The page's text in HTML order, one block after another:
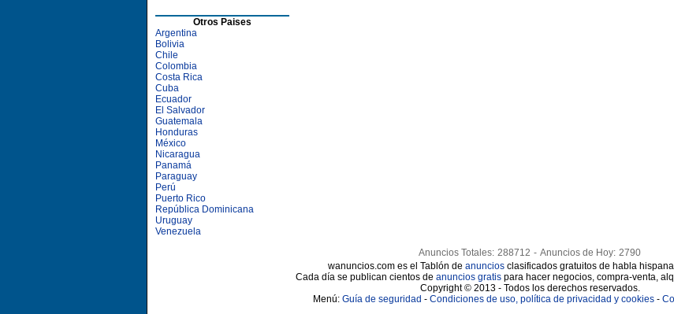
Otros Paises
Argentina
Bolivia
Chile
Colombia
Costa Rica
Cuba
Ecuador
El Salvador
Guatemala
Honduras
México
Nicaragua
Panamá
Paraguay
Perú
Puerto Rico
República Dominicana
Uruguay
Venezuela
Anuncios Totales: 288712 - Anuncios de Hoy: 2790
wanuncios.com es el Tablón de anuncios clasificados gratuitos de habla
Cada día se publican cientos de anuncios gratispara hacer negocios, compra-venta,
Copyright © 2013 - Todos los derechos reservados.
Menú: Guía de seguridad - Condiciones de uso, política de privacidad y cookies-